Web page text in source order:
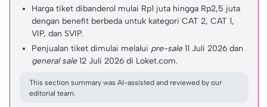
Harga tiket dibanderol mulai Rp1 juta hingga Rp2,5 juta
dengan benefit berbeda untuk kategori CAT 2, CAT 1,
VIP, dan SVIP.
Penjualan tiket dimulai melalui pre-sale11 Juli 2026 dan
general sale12 Juli 2026 di Loket.com.
This section summary was AI-assisted and reviewed by our
editorial team.